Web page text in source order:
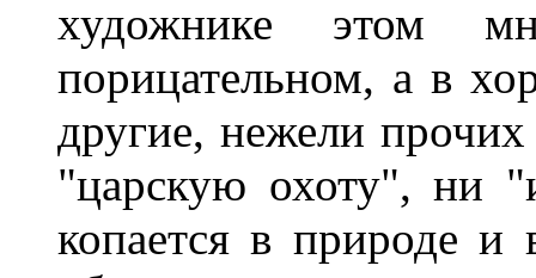
художнике этом
порицательном, а в
другие, нежели
"царскую охоту", ни
копается в природе и